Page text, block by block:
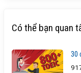
Có thể bạn quan
30